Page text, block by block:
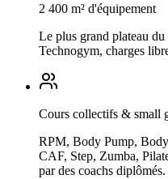
2 400 m² d'équipement
Le plus grand plateau
Technogym, charges
Cours collectifs & small
RPM, Body Pump,
CAF, Step, Zumba,
par des coachs diplômés.